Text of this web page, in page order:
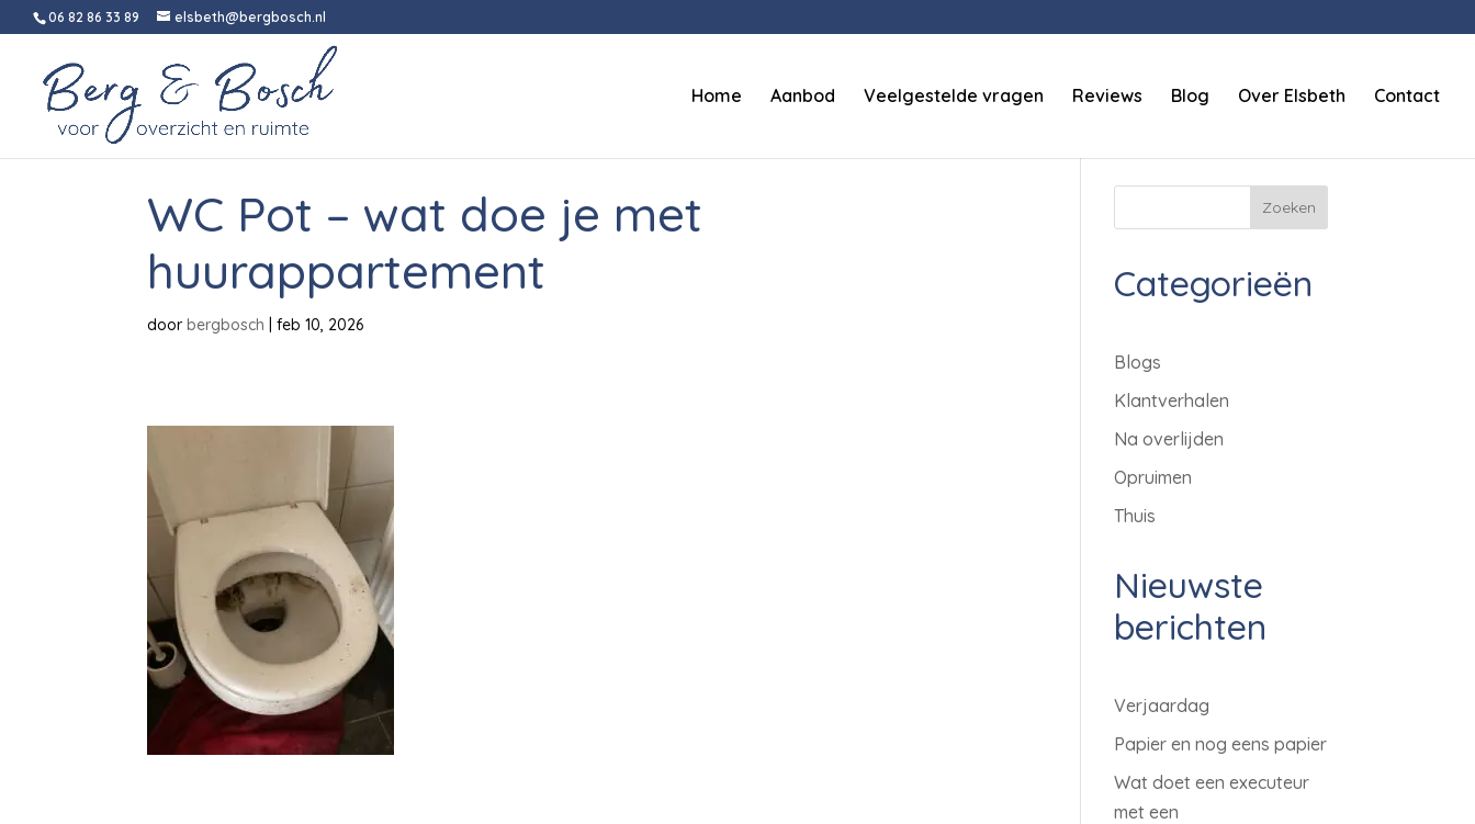
06 82 86 33 89 elsbeth@bergbosch.nl
Home Aanbod Veelgestelde vragen Reviews Blog Over Elsbeth Contact
WC Pot – wat doe je met
huurappartement
doorbergbosch |feb 10, 2026
Zoeken
Categorieën
Blogs
Klantverhalen
Na overlijden
Opruimen
Thuis
Nieuwste
berichten
Verjaardag
Papier en nog eens papier
Wat doet een executeur
met een